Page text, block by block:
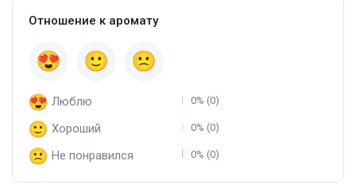
Отношение к аромату
Люблю 0% (0)
Хороший 0% (0)
Не понравился 0% (0)